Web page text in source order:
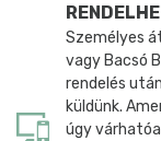
Személyes
vagy Bacsó
rendelés
küldünk.
úgy